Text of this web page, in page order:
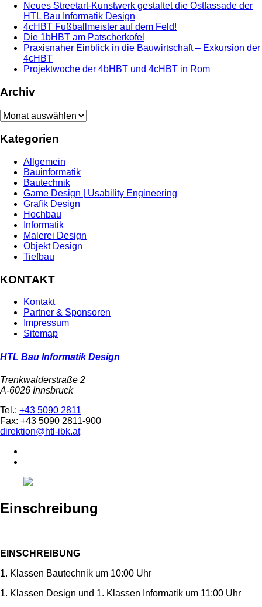
Neues Streetart-Kunstwerk gestaltet die Ostfassade der
HTL Bau Informatik Design
4cHBT Fußballmeister auf dem Feld!
Die 1bHBT am Patscherkofel
Praxisnaher Einblick in die Bauwirtschaft – Exkursion der
4cHBT
Projektwoche der 4bHBT und 4cHBT in Rom
Archiv
Archiv
Kategorien
Allgemein
Bauinformatik
Bautechnik
Game Design | Usability Engineering
Grafik Design
Hochbau
Informatik
Malerei Design
Objekt Design
Tiefbau
KONTAKT
Kontakt
Partner & Sponsoren
Impressum
Sitemap
HTL Bau Informatik Design
Trenkwalderstraße 2
A-6026 Innsbruck
Tel.: +43 5090 2811
Fax: +43 5090 2811-900
direktion@htl-ibk.at
Einschreibung
EINSCHREIBUNG
1. Klassen Bautechnik um 10:00 Uhr
1. Klassen Design und 1. Klassen Informatik um 11:00 Uhr